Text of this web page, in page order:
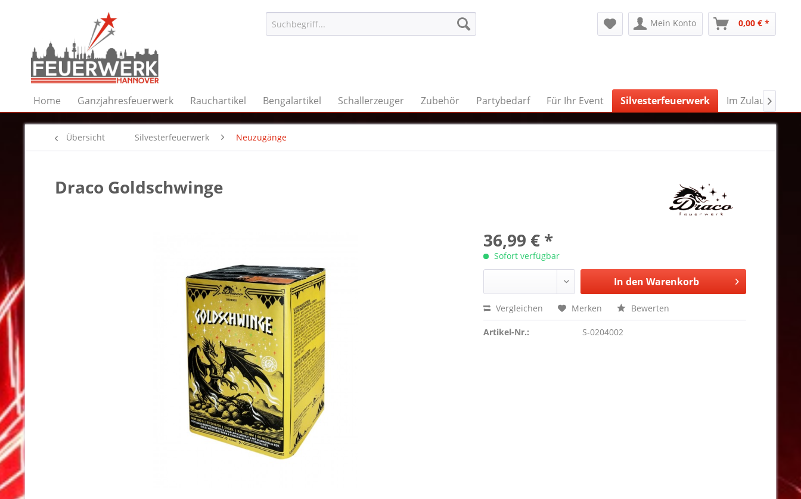
Mein Konto 0,00 € *
Home Ganzjahresfeuerwerk Rauchartikel Bengalartikel Schallerzeuger Zubehör Partybedarf Für Ihr Event Silvesterfeuerwerk Im Zulauf
Übersicht Silvesterfeuerwerk Neuzugänge
Draco Goldschwinge
36,99 € *
Sofort verfügbar
In den Warenkorb
Vergleichen Merken Bewerten
Artikel-Nr.: S-0204002